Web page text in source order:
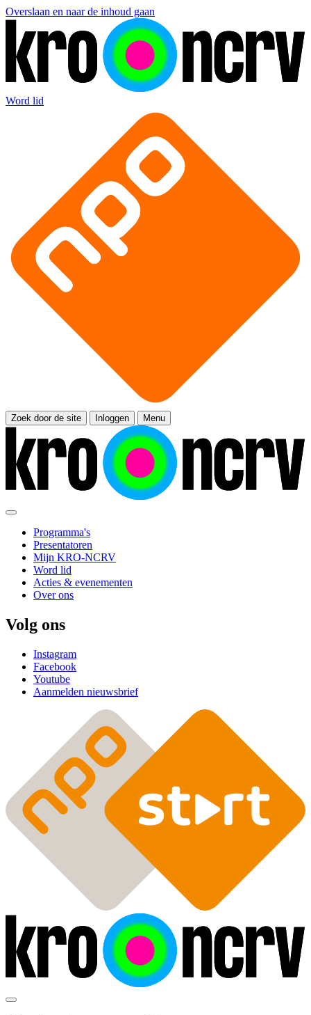
Overslaan en naar de inhoud gaan
Word lid
Zoek door de site Inloggen Menu
Programma's
Presentatoren
Mijn KRO-NCRV
Word lid
Acties & evenementen
Over ons
Volg ons
Instagram
Facebook
Youtube
Aanmelden nieuwsbrief